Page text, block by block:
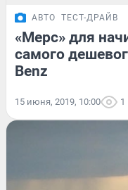
АВТО ТЕСТ-ДРАЙВ
«Мерс» для
самого
Benz
15 июня, 2019, 10:00 1